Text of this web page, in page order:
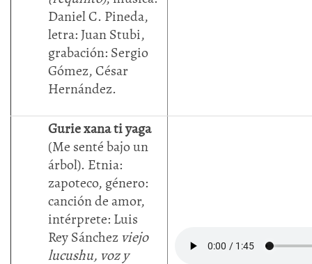
Daniel C. Pineda,
letra: Juan Stubi,
grabación: Sergio
Gómez, César
Hernández.
Gurie xana ti yaga
(Me senté bajo un
árbol). Etnia:
zapoteco, género:
canción de amor,
intérprete: Luis
Rey Sánchezviejo
lucushu, voz y